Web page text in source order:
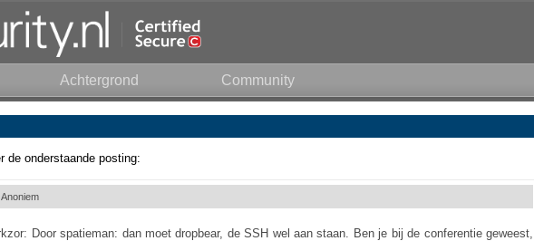
Achtergrond Community
de onderstaande posting:
Anoniem
Door spatieman: dan moet dropbear, de SSH wel aan staan. Ben je bij de conferentie geweest,